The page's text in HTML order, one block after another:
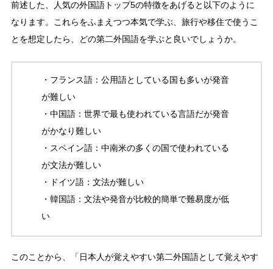
前述した、人気の外国語トップ5の特徴をあげると以下のように
なります。これらをふまえつつ本気で学ぶ、旅行や移住で使うこ
とを想定したら、どの第二外国語を学ぶと良いでしょうか。
・フランス語：公用語としている国も多いが発音
が難しい
・中国語：世界で最も使われている言語だが発音
がかなり難しい
・スペイン語：中南米の多くの国で使われている
が文法が難しい
・ドイツ語：文法が難しい
・韓国語：文法や発音が比較的簡単で難易度が低
い
このことから、「日本人が覚えやすい第二外国語として覚えやす